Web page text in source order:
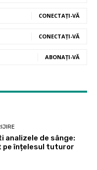
CONECTAȚI-VĂ
CONECTAȚI-VĂ
ABONAȚI-VĂ
analizele de sânge:
pe înțelesul tuturor